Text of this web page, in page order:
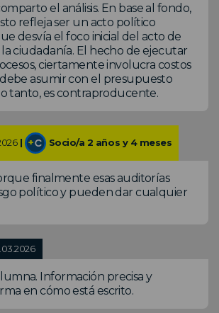
el análisis. En base al fondo,
refleja ser un acto político
desvía el foco inicial del acto de
ciudadanía. El hecho de ejecutar
ciertamente involucra costos
asumir con el presupuesto
tanto, es contraproducente.
| Socio/a 2 años y 4 meses
finalmente esas auditorías
político y pueden dar cualquier
Información precisa y
en cómo está escrito.